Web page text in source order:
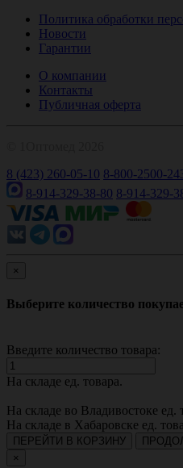
Политика обработки
Новости
Гарантии
О компании
Контакты
Публичная оферта
8 (423) 260-05-10 8-800-2500-
8-914-329-38-80 8-914-329-
×
Выберите количество
Введите количество товара:
На складе ед. товара.
На складе во Владивостоке ед.
На складе в Хабаровске ед.
ПЕРЕЙТИ В КОРЗИНУ
×